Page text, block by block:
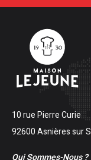
10 rue Pierre Curie
92600 Asnières sur
Qui Sommes-Nous ?